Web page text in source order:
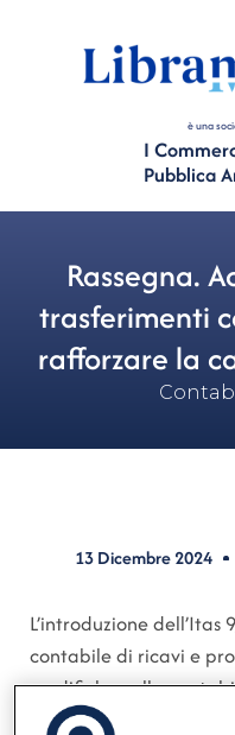
è una
I
Pubblica
Rassegna.
trasferimenti
rafforzare la
13 Dicembre 2024
L’introduzione
contabile di ricavi e
modifiche nella
trasferimenti per le